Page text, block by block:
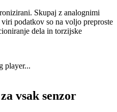
Skupaj z analognimi
podatkov so na voljo preproste
dela in torzijske
player...
vsak senzor